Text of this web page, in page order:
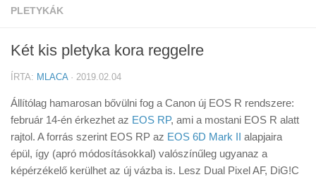
Hírek
Cikkek
Firmware
Tudástár
Tanácsok
PLETYKÁK
Két kis pletyka kora reggelre
ÍRTA: MLACA· 2019.02.04
Állítólag hamarosan bővülni fog a Canon új EOS R rendszere:
február 14-én érkezhet az EOS RP, ami a mostani EOS R alatt
rajtol. A forrás szerint EOS RP az EOS 6D Mark II alapjaira
épül, így (apró módosításokkal) valószínűleg ugyanaz a
képérzékelő kerülhet az új vázba is. Lesz Dual Pixel AF, DiG!C